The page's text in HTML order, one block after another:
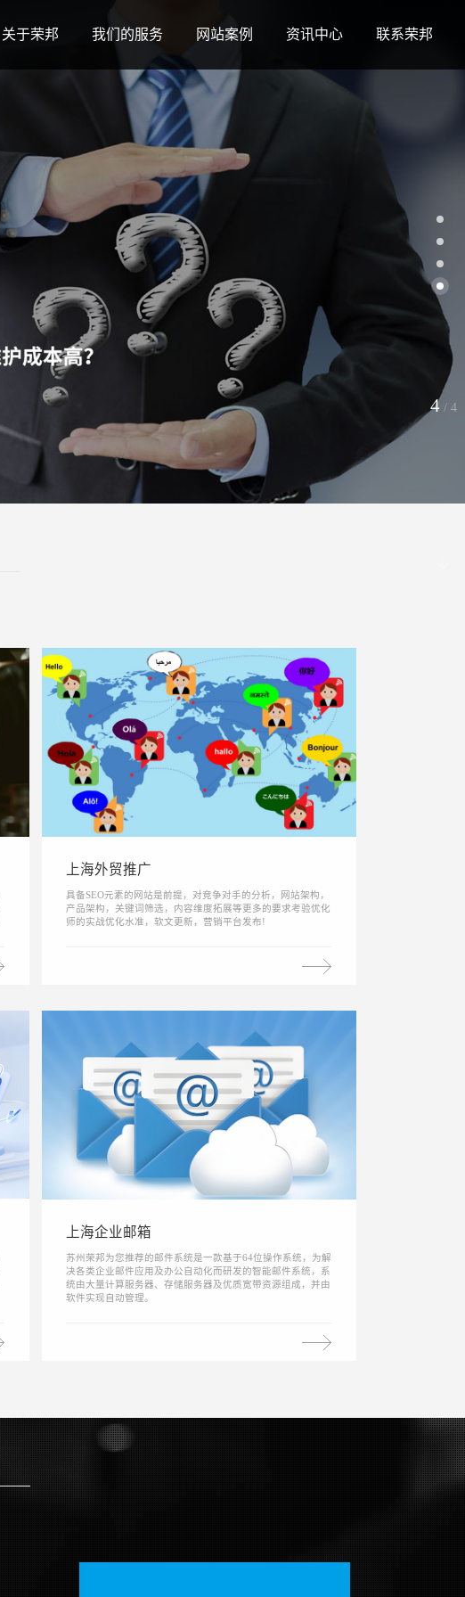
关于荣邦 我们的服务 网站案例 资讯中心 联系荣邦
4 / 4
上海外贸推广
具备SEO元素的网站是前提，对竞争对手的分析，网站架构，
产品架构，关键词筛选，内容维度拓展等更多的要求考验优化
师的实战优化水准，软文更新，营销平台发布!
上海企业邮箱
苏州荣邦为您推荐的邮件系统是一款基于64位操作系统，为解
决各类企业邮件应用及办公自动化而研发的智能邮件系统，系
统由大量计算服务器、存储服务器及优质宽带资源组成，并由
软件实现自动管理。